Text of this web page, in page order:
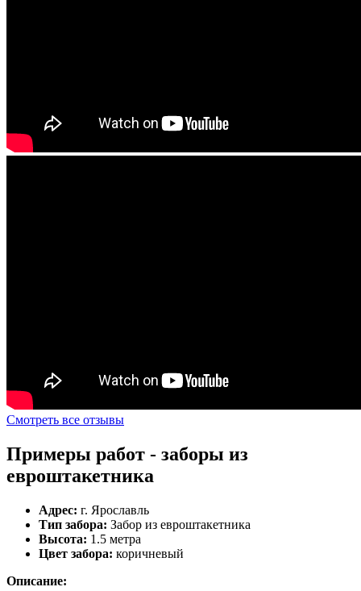
Смотреть все отзывы
Примеры работ - заборы из
евроштакетника
Адрес: г. Ярославль
Тип забора: Забор из евроштакетника
Высота: 1.5 метра
Цвет забора: коричневый
Описание: